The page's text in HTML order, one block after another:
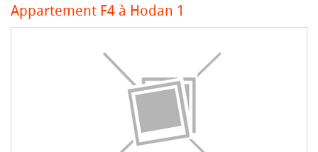
Appartement F4 à Hodan 1